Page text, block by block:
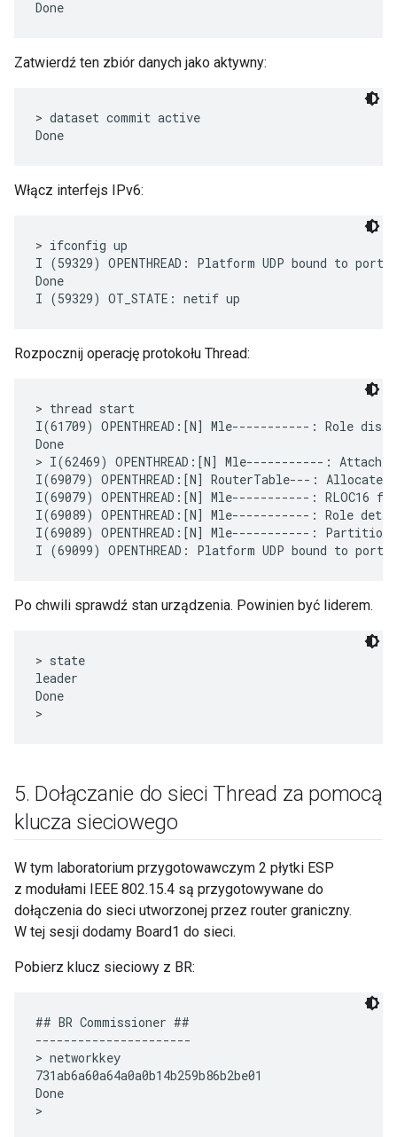
Zatwierdź ten zbiór danych jako aktywny:
> dataset commit active
Włącz interfejs IPv6:
> ifconfig up
I (59329) OPENTHREAD: Platform UDP bound to port
Done
Rozpocznij operację protokołu Thread:
> thread start
I(61709) OPENTHREAD:[N] Mle-----------: Role
Done
> I(62469) OPENTHREAD:[N] Mle-----------:
I(69079) OPENTHREAD:[N] RouterTable---:
I(69079) OPENTHREAD:[N] Mle-----------: RLOC16
I(69089) OPENTHREAD:[N] Mle-----------: Role
I(69089) OPENTHREAD:[N] Mle-----------: Partition
Po chwili sprawdź stan urządzenia. Powinien być liderem.
> state
leader
Done
5. Dołączanie do sieci Thread za pomocą
klucza sieciowego
W tym laboratorium przygotowawczym 2 płytki ESP
z modułami IEEE 802.15.4 są przygotowywane do
dołączenia do sieci utworzonej przez router graniczny.
W tej sesji dodamy Board1 do sieci.
Pobierz klucz sieciowy z BR:
## BR Commissioner ##
----------------------
> networkkey
731ab6a60a64a0a0b14b259b86b2be01
Done